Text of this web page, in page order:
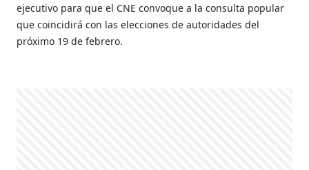
ejecutivo para que el CNE convoque a la consulta popular
que coincidirá con las elecciones de autoridades del
próximo 19 de febrero.